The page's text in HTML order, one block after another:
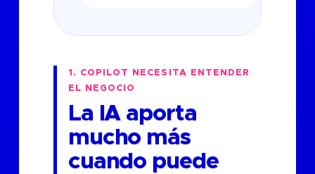
1. COPILOT NECESITA ENTENDER
EL NEGOCIO
La IA aporta
mucho más
cuando puede